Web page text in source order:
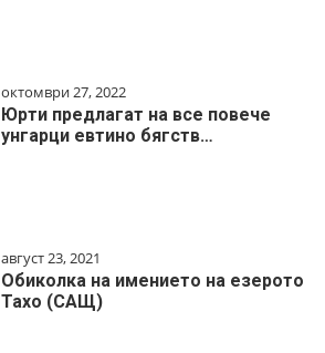
октомври 27, 2022
Юрти предлагат на все повече
унгарци евтино бягств…
август 23, 2021
Обиколка на имението на езерото
Тахо (САЩ)